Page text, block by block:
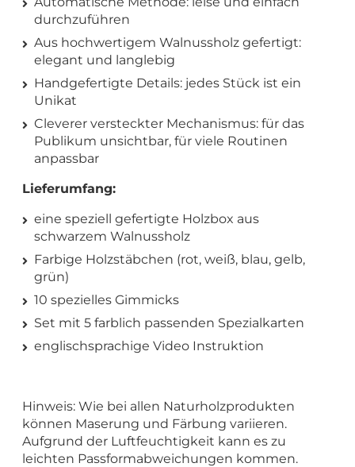
durchzuführen
Aus hochwertigem Walnussholz gefertigt:
elegant und langlebig
Handgefertigte Details: jedes Stück ist ein
Unikat
Cleverer versteckter Mechanismus: für das
Publikum unsichtbar, für viele Routinen
anpassbar
Lieferumfang:
eine speziell gefertigte Holzbox aus
schwarzem Walnussholz
Farbige Holzstäbchen (rot, weiß, blau, gelb,
grün)
10 spezielles Gimmicks
Set mit 5 farblich passenden Spezialkarten
englischsprachige Video Instruktion
Hinweis: Wie bei allen Naturholzprodukten
können Maserung und Färbung variieren.
Aufgrund der Luftfeuchtigkeit kann es zu
leichten Passformabweichungen kommen.